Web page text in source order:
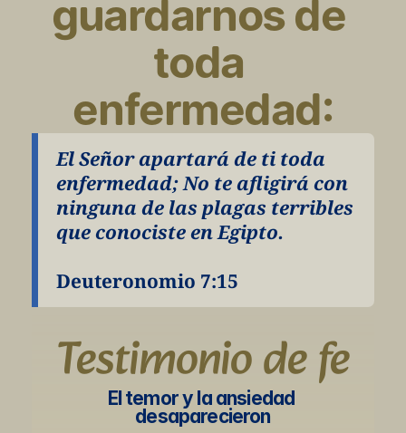
guardarnos de
toda
enfermedad:
El Señor apartará de ti toda
enfermedad; No te afligirá con
ninguna de las plagas terribles
que conociste en Egipto.
Deuteronomio 7:15
Testimonio de fe
El temor y la ansiedad
desaparecieron